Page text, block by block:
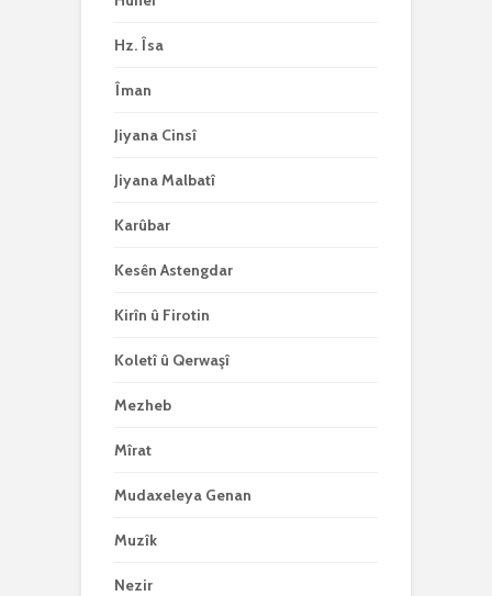
Hz. Îsa
Îman
Jiyana Cinsî
Jiyana Malbatî
Karûbar
Kesên Astengdar
Kirîn û Firotin
Koletî û Qerwaşî
Mezheb
Mîrat
Mudaxeleya Genan
Muzîk
Nezir